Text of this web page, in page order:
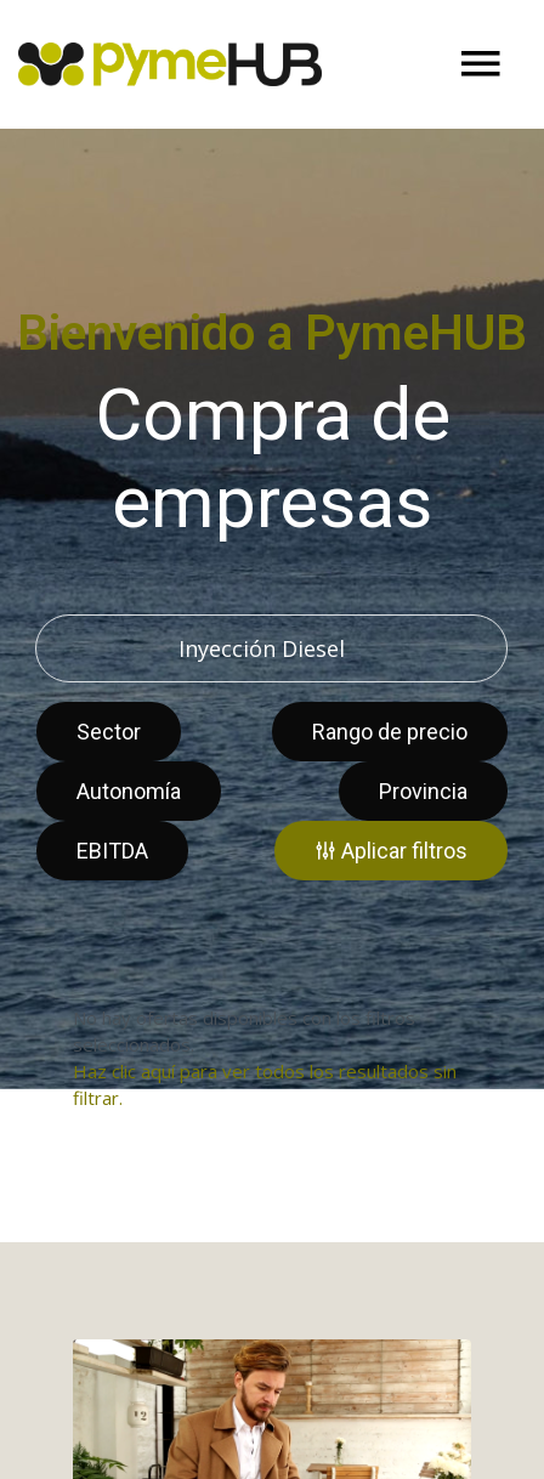
Bienvenido a PymeHUB
Compra de
empresas
Sector Rango de precio
Autonomía Provincia
EBITDA Aplicar filtros
No hay ofertas disponibles con los filtros
seleccionados.
Haz clic aquí para ver todos los resultados sin
filtrar.